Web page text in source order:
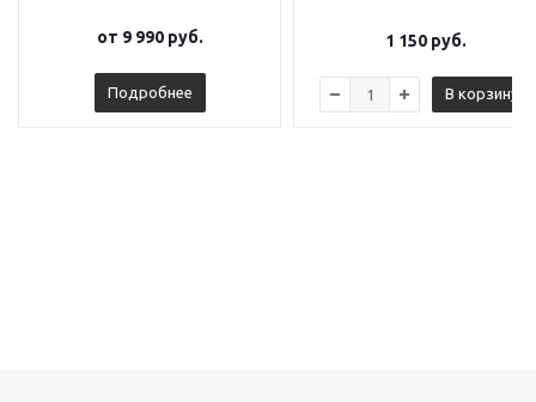
от 9 990 руб.
Подробнее
1 150руб.
В корзину